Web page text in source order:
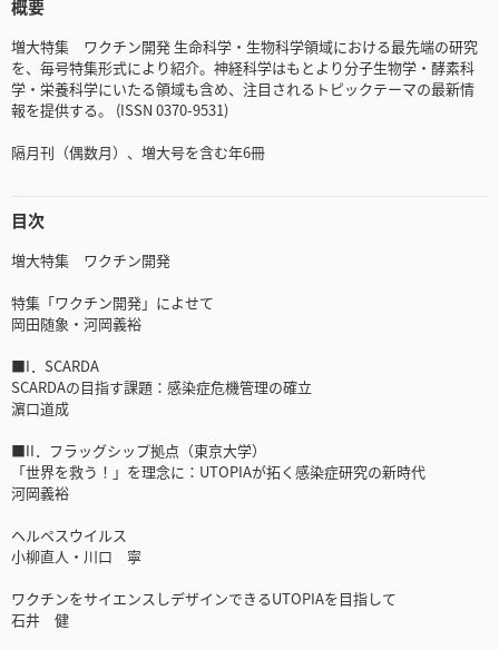
概要
増大特集 ワクチン開発 生命科学・生物科学領域における最先端の研究
を、毎号特集形式により紹介。神経科学はもとより分子生物学・酵素科
学・栄養科学にいたる領域も含め、注目されるトピックテーマの最新情
報を提供する。 (ISSN 0370-9531)
隔月刊（偶数月）、増大号を含む年6冊
目次
増大特集 ワクチン開発
特集「ワクチン開発」によせて
岡田随象・河岡義裕
■I．SCARDA
SCARDAの目指す課題：感染症危機管理の確立
濵口道成
■II．フラッグシップ拠点（東京大学）
「世界を救う！」を理念に：UTOPIAが拓く感染症研究の新時代
河岡義裕
ヘルペスウイルス
小柳直人・川口 寧
ワクチンをサイエンスしデザインできるUTOPIAを目指して
石井 健